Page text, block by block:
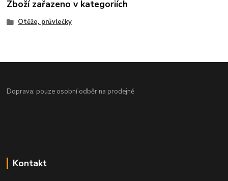
Zboží zařazeno v kategoriích
Otěže, průvlečky
Doprava: pouze osobní odběr na prodejně
Kontakt